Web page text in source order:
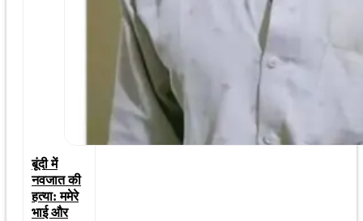
बूंदी में
नवजात की
हत्या: ममेरे
भाई और